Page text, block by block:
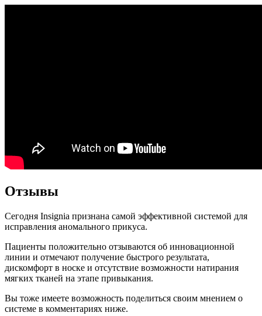
Отзывы
Сегодня Insignia признана самой эффективной системой для
исправления аномального прикуса.
Пациенты положительно отзываются об инновационной
линии и отмечают получение быстрого результата,
дискомфорт в носке и отсутствие возможности натирания
мягких тканей на этапе привыкания.
Вы тоже имеете возможность поделиться своим мнением о
системе в комментариях ниже.